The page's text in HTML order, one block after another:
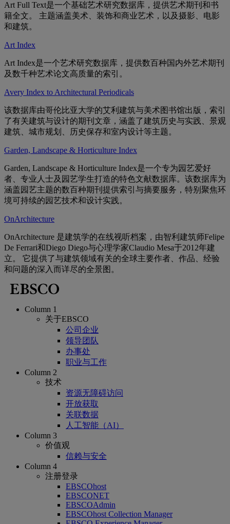
Art Full Text是一个基础艺术研究数据库，提供艺术期刊和书
籍全文。 主题涵盖美术、装饰和商业艺术，以及摄影、电影
和建筑。
Art Index
Art Index是一个艺术研究数据库，提供数百种国内外艺术期刊
及数千种艺术论文高质量的索引。
Avery Index to Architectural Periodicals
该数据库由哥伦比亚大学的艾利建筑与美术图书馆出版，索引
了有关建筑与设计的期刊文章，涵盖了建筑历史与实践、景观
建筑、城市规划、历史保存和室内设计等主题。
Garden, Landscape & Horticulture Index
Garden, Landscape & Horticulture Index是一个专为园艺爱好
者、专业人士及园艺学生打造的特色文献数据库。该数据库为
涵盖园艺主题的数百种期刊提供索引与摘要服务，特别聚焦环
境可持续的园艺技术和设计实践。
OnArchitecture
OnArchitecture 是建筑学的在线视听档案，由智利建筑师Felipe
De Ferrari和Diego Diego与心理学家Claudio Mesa于2012年建
立。 它提供了与建筑领域有关的全球主要作者、作品、经验
和问题的深入而详尽的全景图。
Column 1
关于EBSCO
公司企业
领导团队
办事处
职业与工作
Column 2
技术
资源无障碍访问
开放获取
关联数据
人工智能（AI）
Column 3
价值观
信赖与安全
Column 4
注册登录
EBSCOhost
EBSCONET
EBSCOAdmin
EBSCOhost Collection Manager